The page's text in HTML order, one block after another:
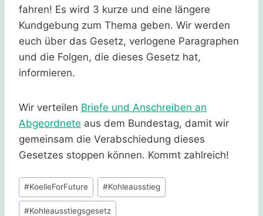
fahren! Es wird 3 kurze und eine längere
Kundgebung zum Thema geben. Wir werden
euch über das Gesetz, verlogene Paragraphen
und die Folgen, die dieses Gesetz hat,
informieren.
Wir verteilen Briefe und Anschreiben an
Abgeordnete aus dem Bundestag, damit wir
gemeinsam die Verabschiedung dieses
Gesetzes stoppen können. Kommt zahlreich!
Schlagworte:
#KoelleForFuture #Kohleausstieg
#Kohleausstiegsgesetz